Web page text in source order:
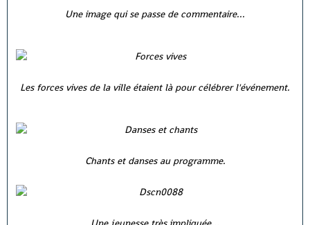
Une image qui se passe de commentaire...
Les forces vives de la ville étaient là pour célébrer l'événement.
Chants et danses au programme.